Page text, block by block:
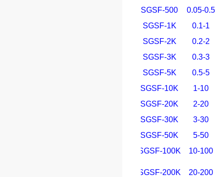
SGSF-500
0.05-0.5
SGSF-1K
0.1-1
SGSF-2K
0.2-2
SGSF-3K
0.3-3
SGSF-5K
0.5-5
SGSF-10K
1-10
SGSF-20K
2-20
SGSF-30K
3-30
SGSF-50K
5-50
SGSF-100K
10-100
SGSF-200K 20-200